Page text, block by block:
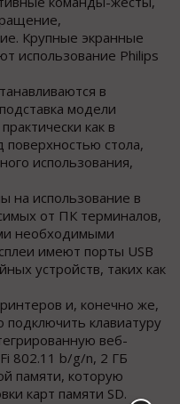
Крупные экранные
использование Philips
в
модели
как в
стола,
использования,
на использование в
от ПК терминалов,
необходимыми
имеют порты USB
устройств, таких как
и, конечно же,
клавиатуру
веб-
802.11 b/g/n, 2 ГБ
памяти, которую
карт памяти SD.